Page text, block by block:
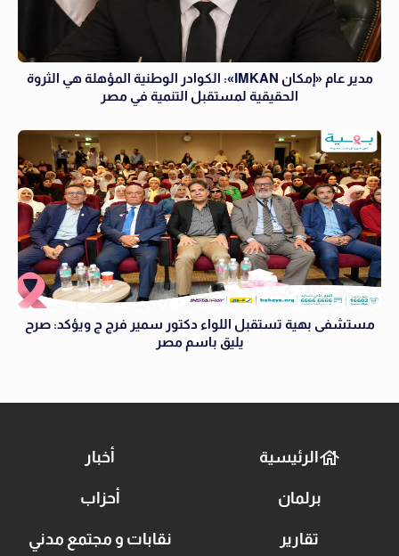
مدير عام «إمكان IMKAN»: الكوادر الوطنية المؤهلة هي الثروة
الحقيقية لمستقبل التنمية في مصر
مستشفى بهية تستقبل اللواء دكتور سمير فرج ج ويؤكد: صرح
يليق باسم مصر
الرئيسية أخبار
برلمان أحزاب
تقارير نقابات و مجتمع مدني